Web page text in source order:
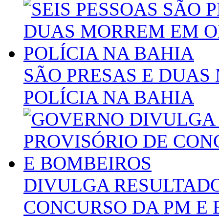
SÃO PRESAS E
POLÍCIA NA BAHIA
DIVULGA
CONCURSO DA PM E